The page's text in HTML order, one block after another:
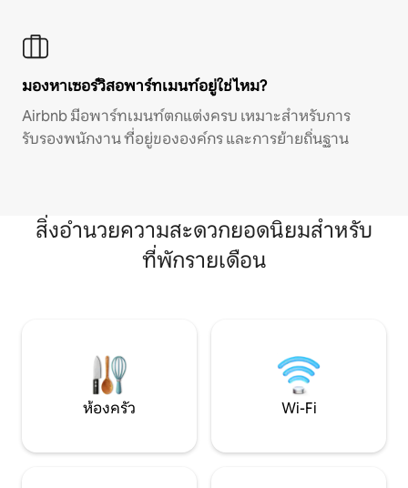
มองหาเซอร์วิสอพาร์ทเมนท์อยู่ใช่ไหม?
Airbnb มีอพาร์ทเมนท์ตกแต่งครบ เหมาะสำหรับการ
รับรองพนักงาน ที่อยู่ขององค์กร และการย้ายถิ่นฐาน
สิ่งอำนวยความสะดวกยอดนิยมสำหรับ
ที่พักรายเดือน
ห้องครัว Wi-Fi